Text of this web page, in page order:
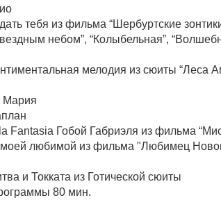
тебя из фильма “Шербуртские
небом”, “Колыбельная”,
мелодия из сюиты “Леса
Мария
Fantasia Гобой Габриэля из фильма
моей любимой из фильма "Любимец
и Токката из Готической сюиты
80 мин.